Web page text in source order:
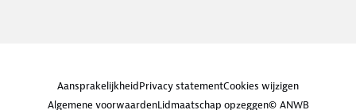
AansprakelijkheidPrivacy statementCookies wijzigen
Algemene voorwaardenLidmaatschap opzeggen© ANWB